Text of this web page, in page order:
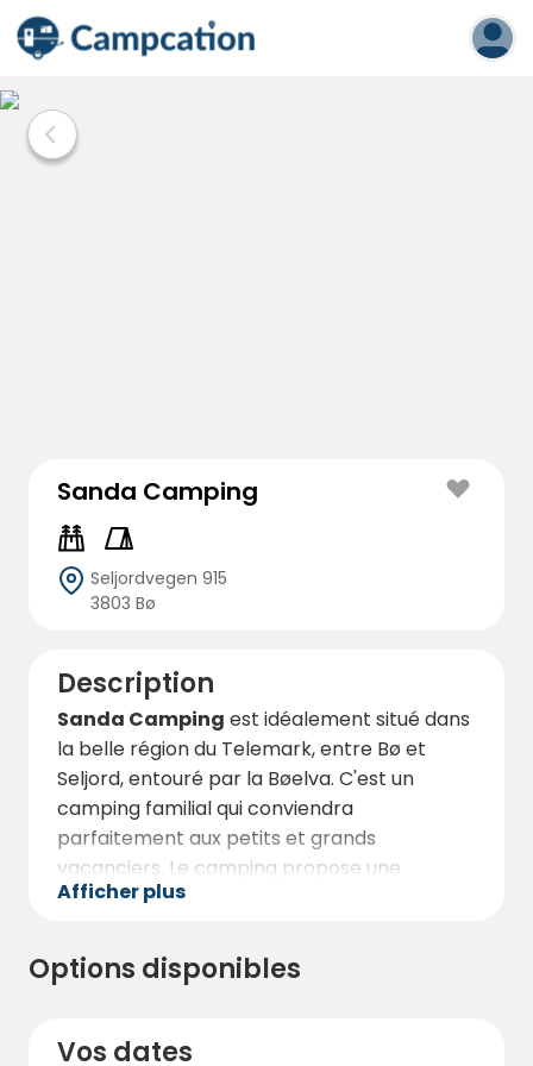
Sanda Camping
Seljordvegen 915
3803 Bø
Description
Sanda Camping est idéalement situé dans
la belle région du Telemark, entre Bø et
Seljord, entouré par la Bøelva. C'est un
camping familial qui conviendra
parfaitement aux petits et grands
vacanciers. Le camping propose une
sélection variée d'hébergements, dont 21
chalets également disponibles en hiver. De
plus, nous disposons de 130 emplacements
dont 30 équipés d'électricité.
Afficher plus
Options disponibles
Vos dates